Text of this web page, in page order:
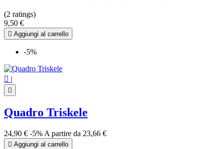
(2 ratings)
9,50 €
 Aggiungi al carrello
-5%
 |

Quadro Triskele
24,90 € -5% A partire da 23,66 €
 Aggiungi al carrello